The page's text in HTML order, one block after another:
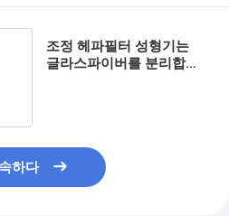
조정 헤파필터 성형기는
글라스파이버를 분리합니
하다